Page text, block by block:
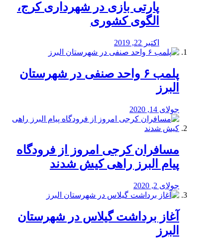
پارتی بازی در شهرداری کرج،
الگوی کشوری
اکتبر 22, 2019
پلمب ۶ واحد صنفی در شهرستان
البرز
جولای 14, 2020
مسافران کرجی امروز از فرودگاه
پیام البرز راهی کیش شدند
جولای 2, 2020
آغاز برداشت گیلاس در شهرستان
البرز